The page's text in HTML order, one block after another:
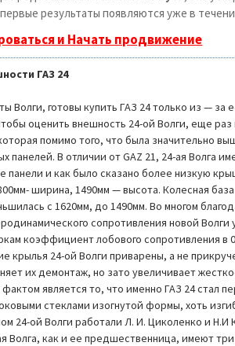
результаты появляются уже в
и Начать продвижение
ГАЗ 24
Волги, готовы купить ГАЗ 24 только из — за
оценить внешность 24-ой Волги, еще
помимо того, что была значительно
панелей. В отличии от GAZ 21, 24-ая Волга
панели и как было сказано более низкую
ширина, 1490мм — высота. Колесная
с 1620мм, до 1490мм. Во многом
сопротивления новой Волги
коэффициент лобового сопротивления в
крылья 24-ой Волги приварены, а не
их демонтаж, но зато увеличивает
является то, что именно ГАЗ 24 стал
стеклами изогнутой формы, хоть
24-ой Волги работали Л. И. Циколенко и Н.И
Волга, как и ее предшественница, имеют